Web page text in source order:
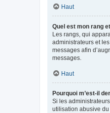
Haut
Quel est mon rang
Les rangs, qui
administrateurs et
messages afin
messages.
Haut
Pourquoi m’est-il
Si les
utilisation abusive